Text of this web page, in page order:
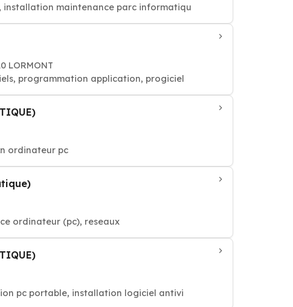
installation maintenance parc informatiqu
LORMONT
programmation application, progiciel
ordinateur pc
ordinateur (pc), reseaux
pc portable, installation logiciel antivi